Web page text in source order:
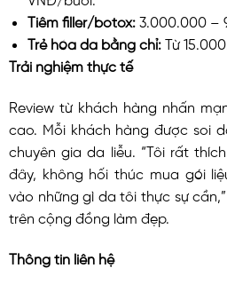
Tiêm filler/botox:3.000.000 –
Trẻ hóa da bằng chỉ:Từ
Trải nghiệm thực tế
Review từ khách hàng nhấn
cao. Mỗi khách hàng được soi
chuyên gia da liễu. “Tôi rất
đây, không hối thúc mua gói
vào những gì da tôi thực sự
trên cộng đồng làm đẹp.
Thông tin liên hệ